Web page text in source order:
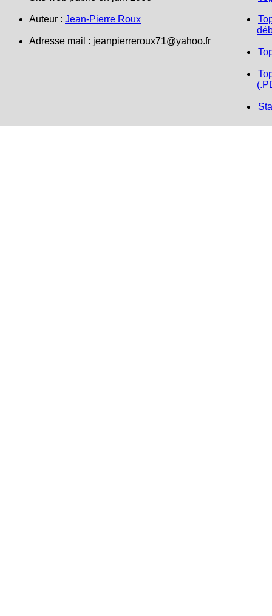
Auteur : Jean-Pierre Roux
Adresse mail : jeanpierreroux71@yahoo.fr